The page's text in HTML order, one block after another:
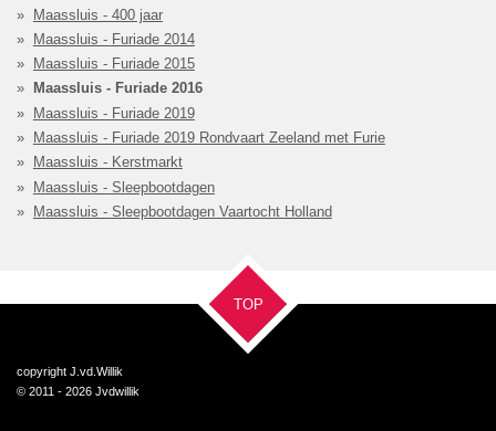
Maassluis - 400 jaar
Maassluis - Furiade 2014
Maassluis - Furiade 2015
Maassluis - Furiade 2016
Maassluis - Furiade 2019
Maassluis - Furiade 2019 Rondvaart Zeeland met Furie
Maassluis - Kerstmarkt
Maassluis - Sleepbootdagen
Maassluis - Sleepbootdagen Vaartocht Holland
TOP
copyright J.vd.Willik
© 2011 - 2026 Jvdwillik